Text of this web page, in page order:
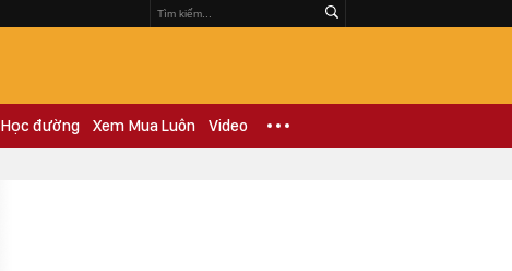
Học đường Xem Mua Luôn Video